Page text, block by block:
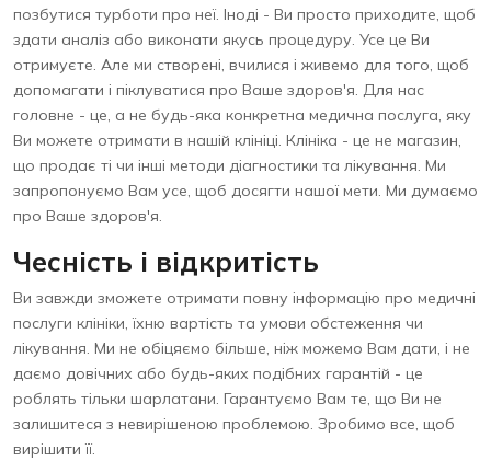
позбутися турботи про неї. Іноді - Ви просто приходите, щоб
здати аналіз або виконати якусь процедуру. Усе це Ви
отримуєте. Але ми створені, вчилися і живемо для того, щоб
допомагати і піклуватися про Ваше здоров'я. Для нас
головне - це, а не будь-яка конкретна медична послуга, яку
Ви можете отримати в нашій клініці. Клініка - це не магазин,
що продає ті чи інші методи діагностики та лікування. Ми
запропонуємо Вам усе, щоб досягти нашої мети. Ми думаємо
про Ваше здоров'я.
Чесність і відкритість
Ви завжди зможете отримати повну інформацію про медичні
послуги клініки, їхню вартість та умови обстеження чи
лікування. Ми не обіцяємо більше, ніж можемо Вам дати, і не
даємо довічних або будь-яких подібних гарантій - це
роблять тільки шарлатани. Гарантуємо Вам те, що Ви не
залишитеся з невирішеною проблемою. Зробимо все, щоб
вирішити її.